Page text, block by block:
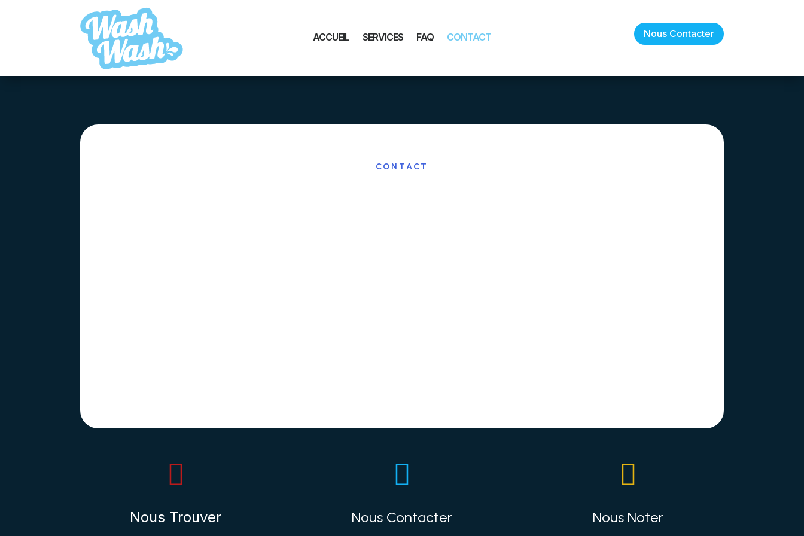
ACCUEIL SERVICES FAQ CONTACT Nous Contacter
CONTACT

Nous Trouver

Nous Contacter

Nous Noter